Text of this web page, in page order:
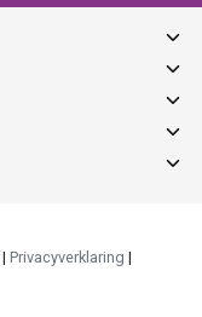
| Privacyverklaring |